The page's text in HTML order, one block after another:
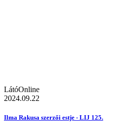
LátóOnline
2024.09.22
Ilma Rakusa szerzői estje - LIJ 125.